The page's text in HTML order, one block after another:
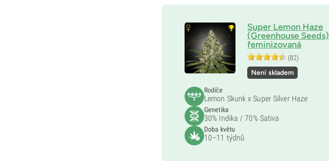
Super Lemon Haze
(Greenhouse Seeds)
feminizovaná
(82)
Není skladem
Rodiče
Lemon Skunk x Super Silver Haze
Genetika
30% Indika / 70% Sativa
Doba květu
10–11 týdnů